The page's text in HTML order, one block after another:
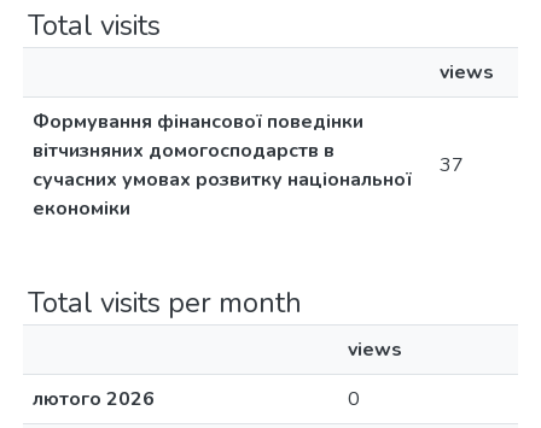
Total visits
views
Формування фінансової поведінки
вітчизняних домогосподарств в
сучасних умовах розвитку національної
економіки
37
Total visits per month
views
лютого 2026
0